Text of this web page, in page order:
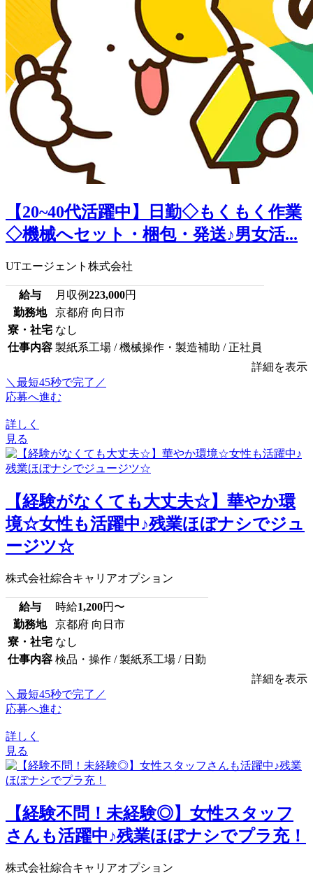
【20~40代活躍中】日勤◇もくもく作業
◇機械へセット・梱包・発送♪男女活...
UTエージェント株式会社
給与 月収例223,000円
勤務地
京都府 向日市
寮・社宅 なし
仕事内容 製紙系工場 / 機械操作・製造補助 / 正社員
詳細を表示
＼最短45秒で完了／
応募へ進む
詳しく
見る
【経験がなくても大丈夫☆】華やか環
境☆女性も活躍中♪残業ほぼナシでジュ
ージツ☆
株式会社綜合キャリアオプション
給与 時給1,200円〜
勤務地
京都府 向日市
寮・社宅 なし
仕事内容 検品・操作 / 製紙系工場 / 日勤
詳細を表示
＼最短45秒で完了／
応募へ進む
詳しく
見る
【経験不問！未経験◎】女性スタッフ
さんも活躍中♪残業ほぼナシでプラ充！
株式会社綜合キャリアオプション